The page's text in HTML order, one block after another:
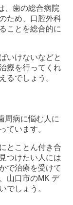
、歯の総合病院
ため、口腔外科
ことを総合的に
いけないなどと
療を行ってくれ
るでしょう。
周病に悩む人に
ています。
とことん付き合
つけたい人には
で治療を受けて
山口市のMK デ
でしょう。